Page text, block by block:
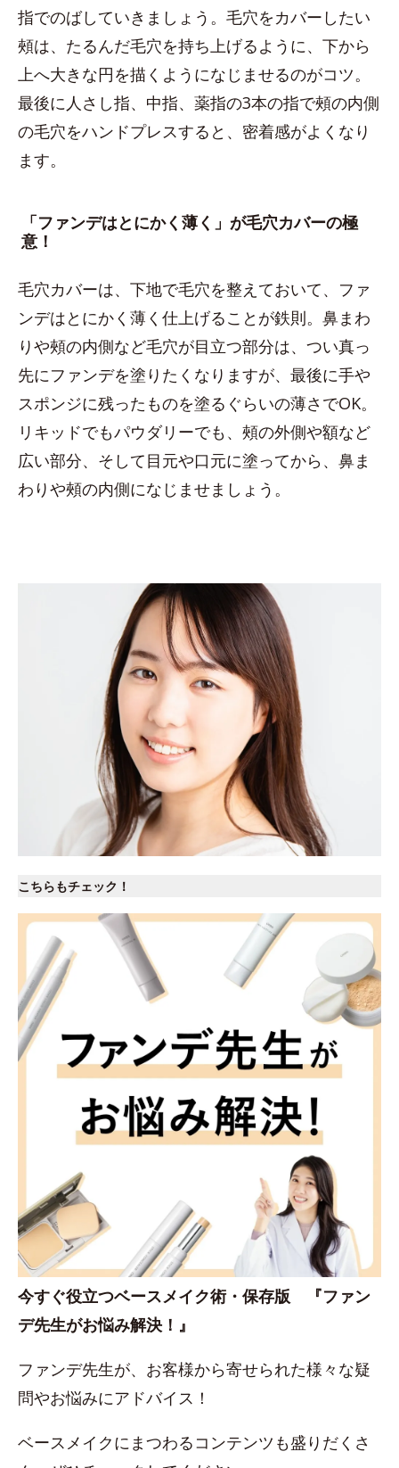
指でのばしていきましょう。毛穴をカバーしたい
頰は、たるんだ毛穴を持ち上げるように、下から
上へ大きな円を描くようになじませるのがコツ。
最後に人さし指、中指、薬指の3本の指で頰の内側
の毛穴をハンドプレスすると、密着感がよくなり
ます。
「ファンデはとにかく薄く」が毛穴カバーの極
意！
毛穴カバーは、下地で毛穴を整えておいて、ファ
ンデはとにかく薄く仕上げることが鉄則。鼻まわ
りや頰の内側など毛穴が目立つ部分は、つい真っ
先にファンデを塗りたくなりますが、最後に手や
スポンジに残ったものを塗るぐらいの薄さでOK。
リキッドでもパウダリーでも、頰の外側や額など
広い部分、そして目元や口元に塗ってから、鼻ま
わりや頰の内側になじませましょう。
こちらもチェック！
今すぐ役立つベースメイク術・保存版 『ファン
デ先生がお悩み解決！』
ファンデ先生が、お客様から寄せられた様々な疑
問やお悩みにアドバイス！
ベースメイクにまつわるコンテンツも盛りだくさ